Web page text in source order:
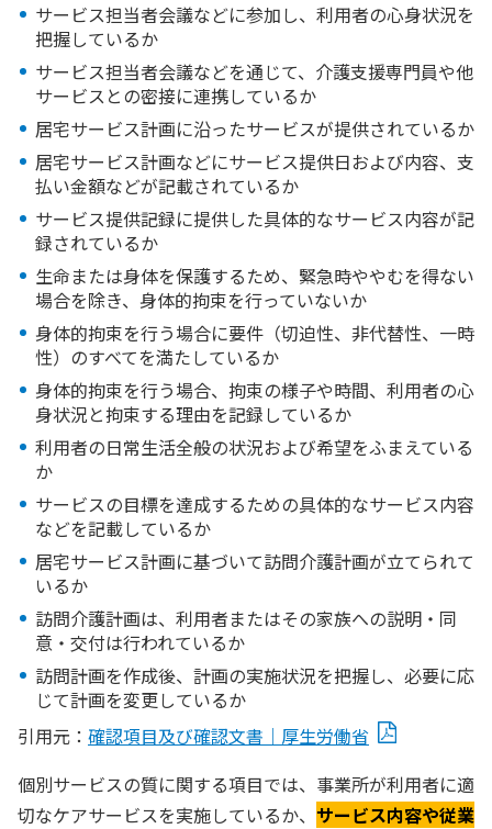
サービス担当者会議などに参加し、利用者の心身状況を
把握しているか
サービス担当者会議などを通じて、介護支援専門員や他
サービスとの密接に連携しているか
居宅サービス計画に沿ったサービスが提供されているか
居宅サービス計画などにサービス提供日および内容、支
払い金額などが記載されているか
サービス提供記録に提供した具体的なサービス内容が記
録されているか
生命または身体を保護するため、緊急時ややむを得ない
場合を除き、身体的拘束を行っていないか
身体的拘束を行う場合に要件（切迫性、非代替性、一時
性）のすべてを満たしているか
身体的拘束を行う場合、拘束の様子や時間、利用者の心
身状況と拘束する理由を記録しているか
利用者の日常生活全般の状況および希望をふまえている
か
サービスの目標を達成するための具体的なサービス内容
などを記載しているか
居宅サービス計画に基づいて訪問介護計画が立てられて
いるか
訪問介護計画は、利用者またはその家族への説明・同
意・交付は行われているか
訪問計画を作成後、計画の実施状況を把握し、必要に応
じて計画を変更しているか
引用元： 確認項目及び確認文書｜厚生労働省
個別サービスの質に関する項目では、事業所が利用者に適
切なケアサービスを実施しているか、 サービス内容や従業